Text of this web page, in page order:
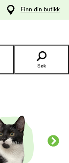
Finn din butikk
Søk